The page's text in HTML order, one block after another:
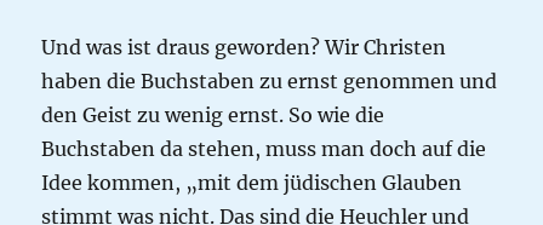
Und was ist draus geworden? Wir Christen
haben die Buchstaben zu ernst genommen und
den Geist zu wenig ernst. So wie die
Buchstaben da stehen, muss man doch auf die
Idee kommen, „mit dem jüdischen Glauben
stimmt was nicht. Das sind die Heuchler und